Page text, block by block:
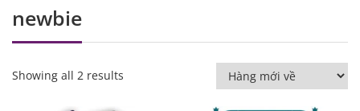
newbie
Showing all 2 results